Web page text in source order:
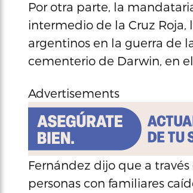
Por otra parte, la
intermedio de la Cruz Roja,
argentinos en la guerra de
cementerio de Darwin, en
Advertisements
Fernández dijo que a
personas con familiares